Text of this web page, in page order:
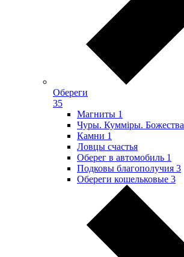
Обереги
35
Магниты 1
Чуры. Куммiры. Божества
Камни 1
Ловцы счастья
Оберег в автомобиль 1
Подковы благополучия 3
Обереги кошельковые 3